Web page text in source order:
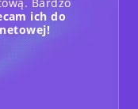
ich do